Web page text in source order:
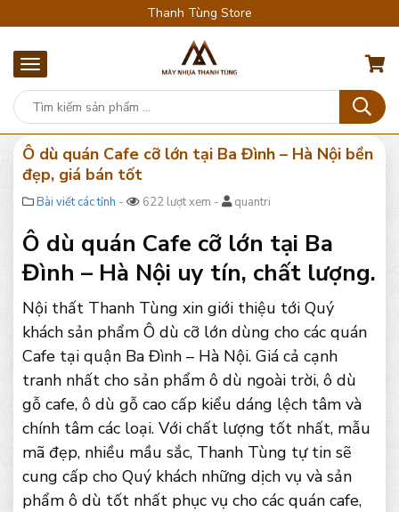
Thanh Tùng Store
Ô dù quán Cafe cỡ lớn tại Ba Đình – Hà Nội bền
đẹp, giá bán tốt
Bài viết các tỉnh - 622 lượt xem - quantri
Ô dù quán Cafe cỡ lớn tại Ba
Đình – Hà Nội uy tín, chất lượng.
Nội thất Thanh Tùng xin giới thiệu tới Quý
khách sản phẩm Ô dù cỡ lớn dùng cho các quán
Cafe tại quận Ba Đình – Hà Nội. Giá cả cạnh
tranh nhất cho sản phẩm ô dù ngoài trời, ô dù
gỗ cafe, ô dù gỗ cao cấp kiểu dáng lệch tâm và
chính tâm các loại. Với chất lượng tốt nhất, mẫu
mã đẹp, nhiều mầu sắc, Thanh Tùng tự tin sẽ
cung cấp cho Quý khách những dịch vụ và sản
phẩm ô dù tốt nhất phục vụ cho các quán cafe,